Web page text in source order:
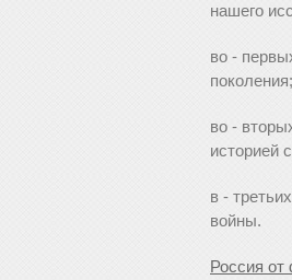
нашего
во -
поколения;
во -
историей
в -
войны.
Россия от